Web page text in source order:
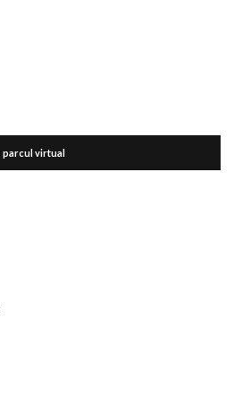
parcul virtual